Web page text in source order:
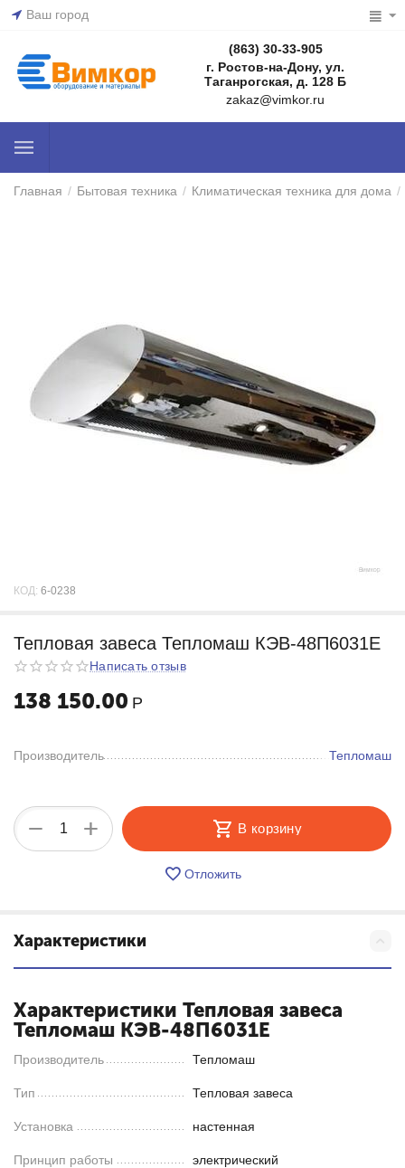
Ваш город
(863) 30-33-905
г. Ростов-на-Дону, ул.
Таганрогская, д. 128 Б
zakaz@vimkor.ru
Главная / Бытовая техника / Климатическая техника для дома /
КОД: 6-0238
Тепловая завеса Тепломаш КЭВ-48П6031Е
Написать отзыв
138 150.00 Р
Производитель Тепломаш
+
− В корзину
Отложить
Характеристики
Характеристики Тепловая завеса
Тепломаш КЭВ-48П6031Е
Производитель Тепломаш
Тип Тепловая завеса
Установка настенная
Принцип работы электрический